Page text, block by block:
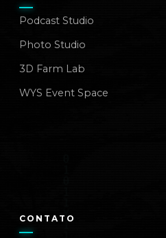
Podcast Studio
Photo Studio
3D Farm Lab
WYS Event Space
CONTATO